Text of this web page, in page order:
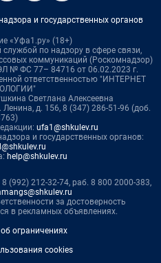
и государственных органов
«Уфа1.ру» (18+)
по надзору в сфере связи,
коммуникаций (Роскомнадзор)
№ ФС 77– 84716 от 06.02.2023 г.
ответственностью "ИНТЕРНЕТ
Светлана Алексеевна
д. 156, 8 (347) 286-51-96 (доб.
ufa1@shkulev.ru
и государственных органов:
help@shkulev.ru
(992) 212-32-74, раб. 8 800 2000-383,
за достоверность
в рекламных объявлениях.
ограничениях
cookies